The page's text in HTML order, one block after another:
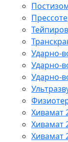
Ударно-
Ударно-
Ударно-
Хивамат
Хивамат
Хивамат